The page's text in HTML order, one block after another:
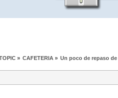
» CAFETERIA» Un poco de repaso